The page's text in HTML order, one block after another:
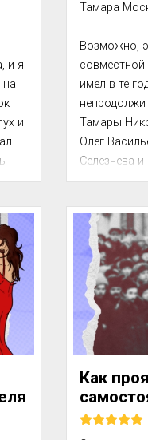
и я
на
и
Тамара
Возможно,
совмест­ной
имел в те
Тамары
Олег
Селезнева
произошел
Как